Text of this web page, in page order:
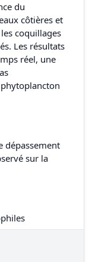
du
côtières et
coquillages
Les résultats
réel, une
dépassement
sur la